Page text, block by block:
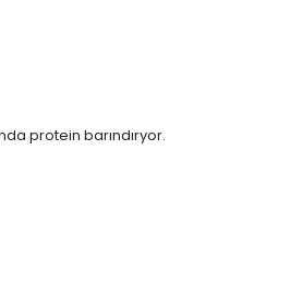
protein barındıryor.